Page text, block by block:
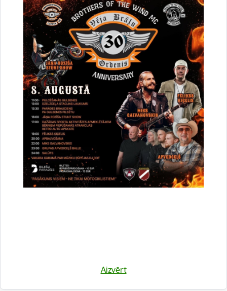
Aizvērt
Atveseļošanas fonds (Recovery and Resilience Facility) ir EK
centralizēti pārvaldīta budžeta programma, kas izveidota
papildus 2021.–2027. gada plānošanas perioda ES
daudzgadu budžetam. Tās mērķis ir atbalstīt reformas un
investīcijas, kas saistītas ar pāreju uz zaļo un digitālo
ekonomiku, kā arī mazināt krīzes radīto sociālo un
ekonomisko ietekmi. No Atveseļošanas fonda Latvijas
tautsaimniecībā līdz 2026. gada beigām paredzēts investēt
1,97 miljardus eiro, īstenojot reformas un veicot investīcijas
visos sešos Atveseļošanas fonda darbības virzienos: Klimats
un enerģētika (tai skaitā REPowerEU), Digitālā transformācija,
Nevienlīdzības mazināšana, Ekonomikas transformācija,
Veselība un Likuma vara.
Plašāka informācija pieejama